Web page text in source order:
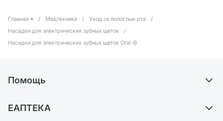
Главная / Медтехника / Уход за полостью рта
/
Насадки для электрических зубных щеток
/
Насадки для электрических зубных щеток Oral-B
Помощь
Самовывоз из аптек
ЕАПТЕКА